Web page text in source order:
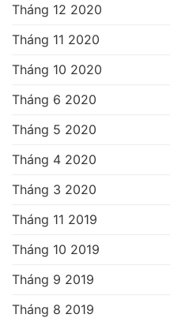
Tháng 12 2020
Tháng 11 2020
Tháng 10 2020
Tháng 6 2020
Tháng 5 2020
Tháng 4 2020
Tháng 3 2020
Tháng 11 2019
Tháng 10 2019
Tháng 9 2019
Tháng 8 2019